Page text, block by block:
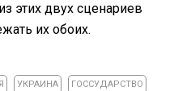
этих двух сценариев
их обоих.
УКРАИНА ГОССУДАРСТВО